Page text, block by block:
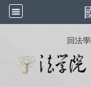
回法